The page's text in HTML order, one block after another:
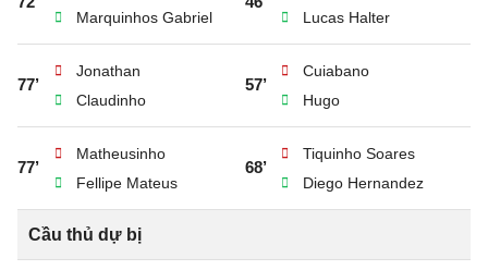
Marquinhos Gabriel
Lucas Halter
77’
Jonathan
Claudinho
57’
Cuiabano
Hugo
77’
Matheusinho
Fellipe Mateus
68’
Tiquinho Soares
Diego Hernandez
Cầu thủ dự bị